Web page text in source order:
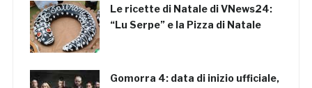
Le ricette di Natale di VNews24:
“Lu Serpe” e la Pizza di Natale
Gomorra 4: data di inizio ufficiale,